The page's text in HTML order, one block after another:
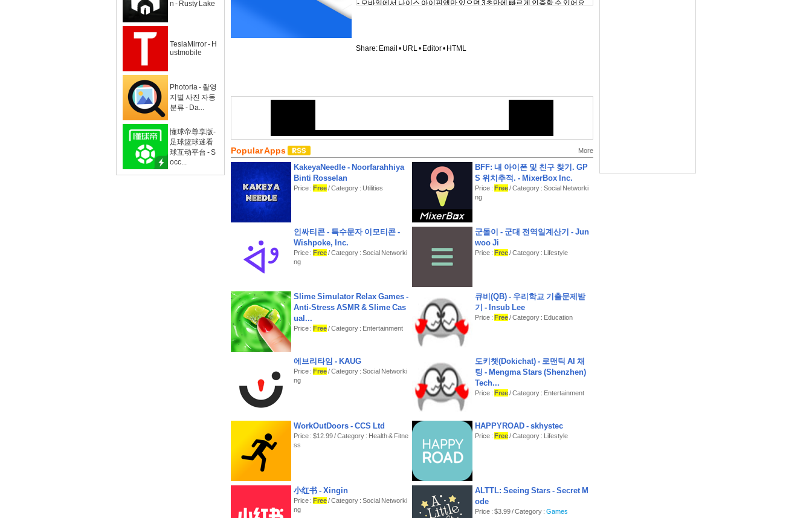
n - Rusty Lake
TeslaMirror - H
ustmobile
Photoria - 촬영
지별 사진 자동
분류 - Da...
懂球帝尊享版-
足球篮球迷看
球互动平台 - S
occ...
- 모바일에서 나이스 아이핀앱만 있으면 3초만에 빠르게 인증할 수 있어요
전해요
- 카메라 : QR인증 시, QR코드 스캔
* 선택 접근권한은 특정 기능을 사용할 때 허용이 필요하며, 허용에 동의하지
# 이용안내
- 지원 버전 : iOS 13.0 이상
- 나이스 아이핀은 무료 서비스이며, 인터넷에 연결되어 있어야 정상적으로
사용하실 수 있어요. (인터넷 이용 시 데이터 요금이 발생할 수 있어요)
* 개인고객 이용문의 : 홈페이지 : www.niceipin.co.kr / 유선 1600-1522 / 이
메일 : niceipin_privacy@nice.co.kr
* 기업고객 도입문의 : 홈페이지 : niceid.co.kr / 유선 ***-***-**** / 이메일 :
niceid@nice.co.kr
Share: Email • URL• Editor• HTML
Popular Apps More
KakeyaNeedle - Noorfarahhiya
Binti Rosselan
Price : Free/ Category : Utilities
BFF: 내 아이폰 및 친구 찾기. GP
S 위치추적. - MixerBox Inc.
Price : Free/ Category : Social Networki
ng
인싸티콘 - 특수문자 이모티콘 -
Wishpoke, Inc.
Price : Free/ Category : Social Networki
ng
군돌이 - 군대 전역일계산기 - Jun
woo Ji
Price : Free/ Category : Lifestyle
Slime Simulator Relax Games -
Anti-Stress ASMR & Slime Cas
ual...
Price : Free/ Category : Entertainment
큐비(QB) - 우리학교 기출문제받
기 - Insub Lee
Price : Free/ Category : Education
에브리타임 - KAUG
Price : Free/ Category : Social Networki
ng
도키챗(Dokichat) - 로맨틱 AI 채
팅 - Mengma Stars (Shenzhen)
Tech...
Price : Free/ Category : Entertainment
WorkOutDoors - CCS Ltd
Price : $12.99 / Category : Health & Fitne
ss
HAPPYROAD - skhystec
Price : Free/ Category : Lifestyle
小红书 - Xingin
Price : Free/ Category : Social Networki
ng
ALTTL: Seeing Stars - Secret M
ode
Price : $3.99 / Category : Games